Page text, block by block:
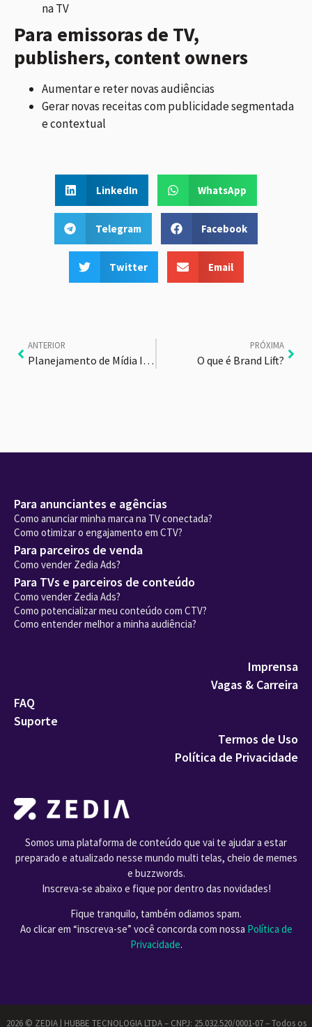
na TV
Para emissoras de TV,
publishers, content owners
Aumentar e reter novas audiências
Gerar novas receitas com publicidade segmentada
e contextual
LinkedIn WhatsApp
Telegram Facebook
Twitter Email
ANTERIOR
Planejamento de Mídia II – Conceitos-Chave
PRÓXIMA
O que é Brand Lift?
Somos uma plataforma de conteúdo que vai te ajudar a estar
preparado e atualizado nesse mundo multi telas, cheio de memes
e buzzwords.
Inscreva-se abaixo e fique por dentro das novidades!
Fique tranquilo, também odiamos spam.
Ao clicar em “inscreva-se” você concorda com nossa Política de
Privacidade.
Para anunciantes e agências
Como anunciar minha marca na TV conectada?
Como otimizar o engajamento em CTV?
Para parceiros de venda
Como vender Zedia Ads?
Para TVs e parceiros de conteúdo
Como vender Zedia Ads?
Como potencializar meu conteúdo com CTV?
Como entender melhor a minha audiência?
Imprensa
Vagas & Carreira
FAQ
Suporte
Termos de Uso
Política de Privacidade
2026 ©️ ZEDIA | HUBBE TECNOLOGIA LTDA – CNPJ: 25.032.520/0001-07 – Todos os